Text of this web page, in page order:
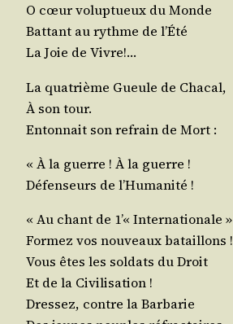
O cœur volup­tueux du Monde
Bat­tant au rythme de l’Été
La Joie de Vivre!…
La qua­trième Gueule de Chacal,
À son tour.
Enton­nait son refrain de Mort :
« À la guerre ! À la guerre !
Défen­seurs de l’Humanité !
« Au chant de 1’« Internationale »
For­mez vos nou­veaux bataillons !
Vous êtes les sol­dats du Droit
Et de la Civilisation !
Dres­sez, contre la Barbarie